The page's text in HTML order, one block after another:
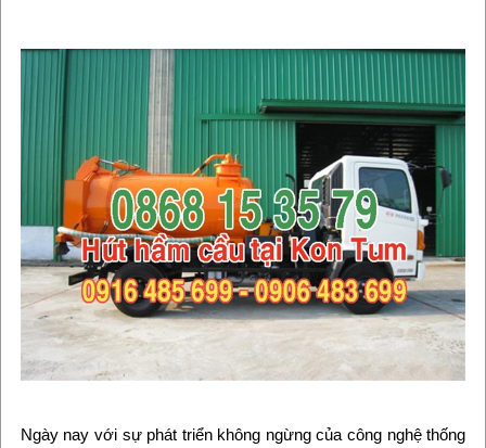
Ngày nay với sự phát triển không ngừng của công nghệ thống